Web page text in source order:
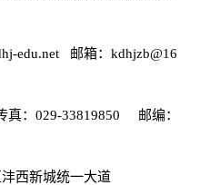
edu.net 邮箱： kdhjzb@16
真： 029-33819850 邮编：
西新城统一大道